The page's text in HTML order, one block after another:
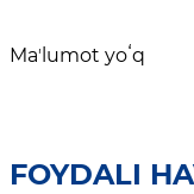
Maʼlumot yoʻq
FOYDALI